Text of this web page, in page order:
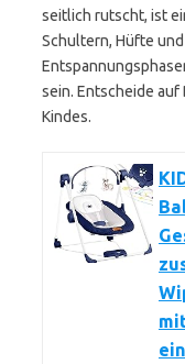
seitlich rutscht, ist
Schultern, Hüfte
sein. Entscheide
Kindes.